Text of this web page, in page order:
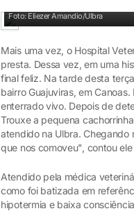
Foto: Eliezer Amandio/Ulbra
Mais uma vez, o Hospital
presta. Dessa vez, em uma
final feliz. Na tarde desta
bairro Guajuviras, em
enterrado vivo. Depois de
Trouxe a pequena
atendido na Ulbra. Chegando
que nos comoveu", contou
Atendido pela médica
como foi batizada em
hipotermia e baixa